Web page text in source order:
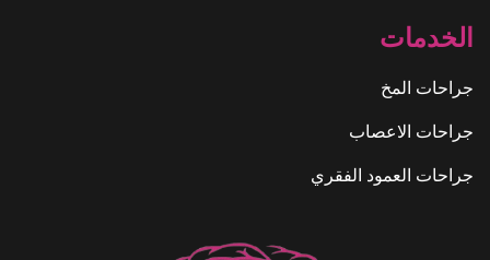
الخدمات
جراحات المخ
جراحات الاعصاب
جراحات العمود الفقري